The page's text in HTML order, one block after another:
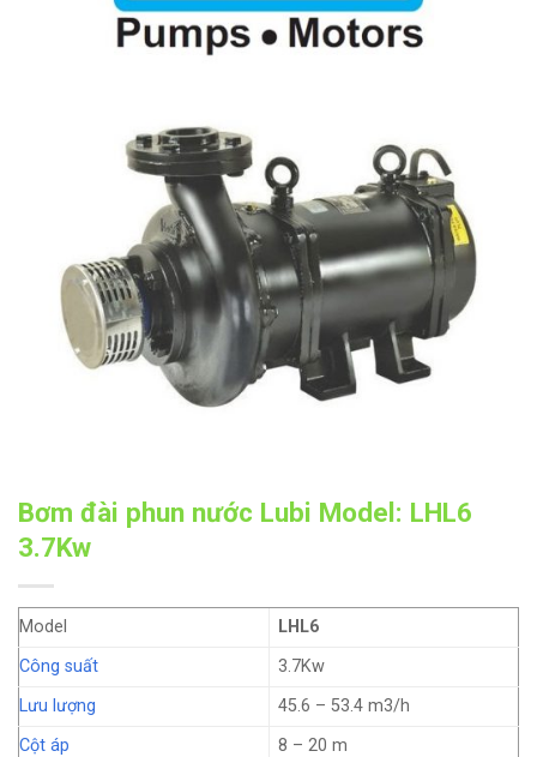
Bơm đài phun nước Lubi Model: LHL6
3.7Kw
Model
LHL6
Công suất
3.7Kw
Lưu lượng
45.6 – 53.4 m3/h
Cột áp
8 – 20 m